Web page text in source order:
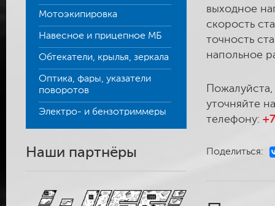
Мотоэкипировка
Навесное и прицепное МБ
Обтекатели, крылья, зеркала
Оптика, фары, указатели
поворотов
Электро- и бензотриммеры
Наши партнёры
выходное
скорость
точность
напольное
уточняйте
телефону:
Поделиться: